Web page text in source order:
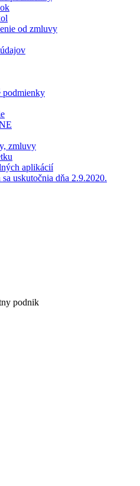
od zmluvy
podmienky
zmluvy
aplikácií
uskutočnia dňa 2.9.2020.
podnik